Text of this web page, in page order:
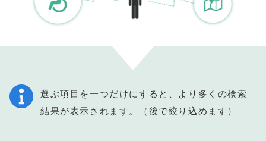
選ぶ項目を一つだけにすると、より多くの検索
結果が表示されます。（後で絞り込めます）